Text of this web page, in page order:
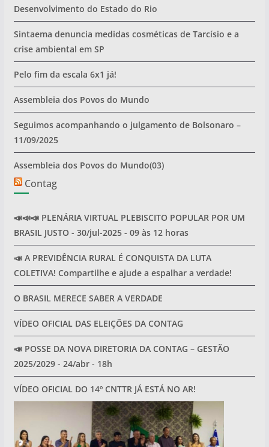
Desenvolvimento do Estado do Rio
Sintaema denuncia medidas cosméticas de Tarcísio e a
crise ambiental em SP
Pelo fim da escala 6x1 já!
Assembleia dos Povos do Mundo
Seguimos acompanhando o julgamento de Bolsonaro –
11/09/2025
Assembleia dos Povos do Mundo(03)
Contag
📣📣📣 PLENÁRIA VIRTUAL PLEBISCITO POPULAR POR UM
BRASIL JUSTO - 30/jul-2025 - 09 às 12 horas
📣 A PREVIDÊNCIA RURAL É CONQUISTA DA LUTA
COLETIVA! Compartilhe e ajude a espalhar a verdade!
O BRASIL MERECE SABER A VERDADE
VÍDEO OFICIAL DAS ELEIÇÕES DA CONTAG
📣 POSSE DA NOVA DIRETORIA DA CONTAG – GESTÃO
2025/2029 - 24/abr - 18h
VÍDEO OFICIAL DO 14º CNTTR JÁ ESTÁ NO AR!